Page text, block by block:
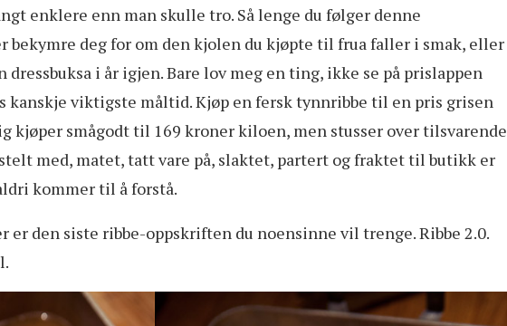
enklere enn man skulle tro. Så lenge du følger denne
bekymre deg for om den kjolen du kjøpte til frua faller i smak, eller
dressbuksa i år igjen. Bare lov meg en ting, ikke se på prislappen
kanskje viktigste måltid. Kjøp en fersk tynnribbe til en pris grisen
kjøper smågodt til 169 kroner kiloen, men stusser over tilsvarende
med, matet, tatt vare på, slaktet, partert og fraktet til butikk er
kommer til å forstå.
er den siste ribbe-oppskriften du noensinne vil trenge. Ribbe 2.0.